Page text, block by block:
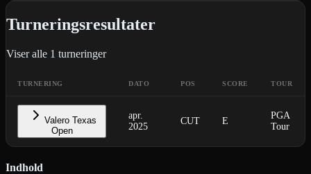
Turneringsresultater
Viser alle 1 turneringer
TURNERING DATO POS SCORE TOUR
Valero Texas
Open
apr.
2025
CUT E
PGA
Tour
Indhold